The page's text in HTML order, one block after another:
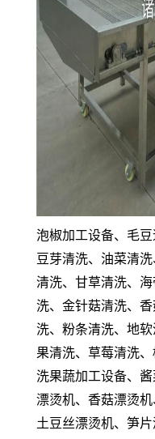
泡椒加工设备、毛豆
豆芽清洗、油菜清
清洗、甘草清洗、
洗、金针菇清洗、
洗、粉条清洗、地
果清洗、草莓清洗
洗果蔬加工设备、
漂烫机、香菇漂烫机
土豆丝漂烫机、笋